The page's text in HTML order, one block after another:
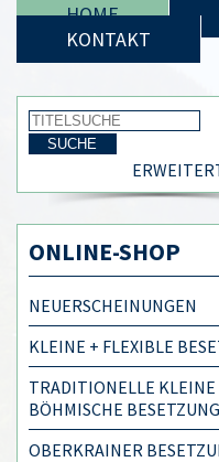
HOME
KONTAKT
ONLINE-SHOP
NEUERSCHEINUNGEN
KLEINE + FLEXIBLE
TRADITIONELLE KLEINE
BÖHMISCHE BESETZUNG
OBERKRAINER